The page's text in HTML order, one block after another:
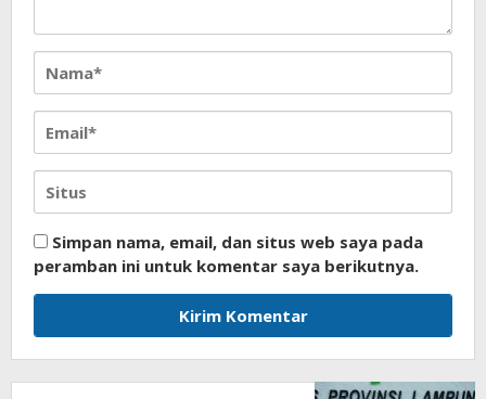
Simpan nama, email, dan situs web saya pada
peramban ini untuk komentar saya berikutnya.